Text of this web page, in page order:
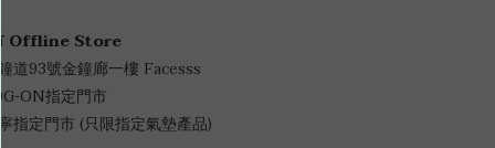
Offline Store
道93號金鐘廊一樓 Facesss
ON指定門市
指定門市 (只限指定氣墊產品)